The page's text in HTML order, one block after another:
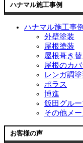
ハナマル施工事例
ハナマル施工事
外壁塗装
屋根塗装
屋根葺き替
屋根のカ
レンガ調
ポラス
博進
飯田グル
その他メ
お客様の声